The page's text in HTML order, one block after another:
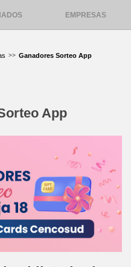
EMPRESAS
Ganadores Sorteo App
App